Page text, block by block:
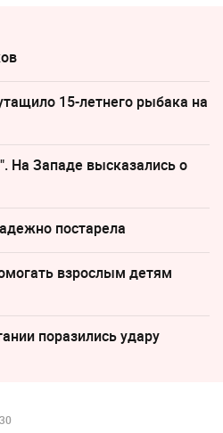
15-летнего рыбака на
На Западе высказались о
постарела
взрослым детям
поразились удару